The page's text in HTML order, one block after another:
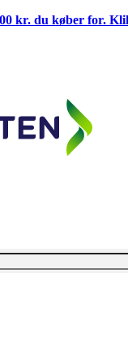
kr. du køber for.